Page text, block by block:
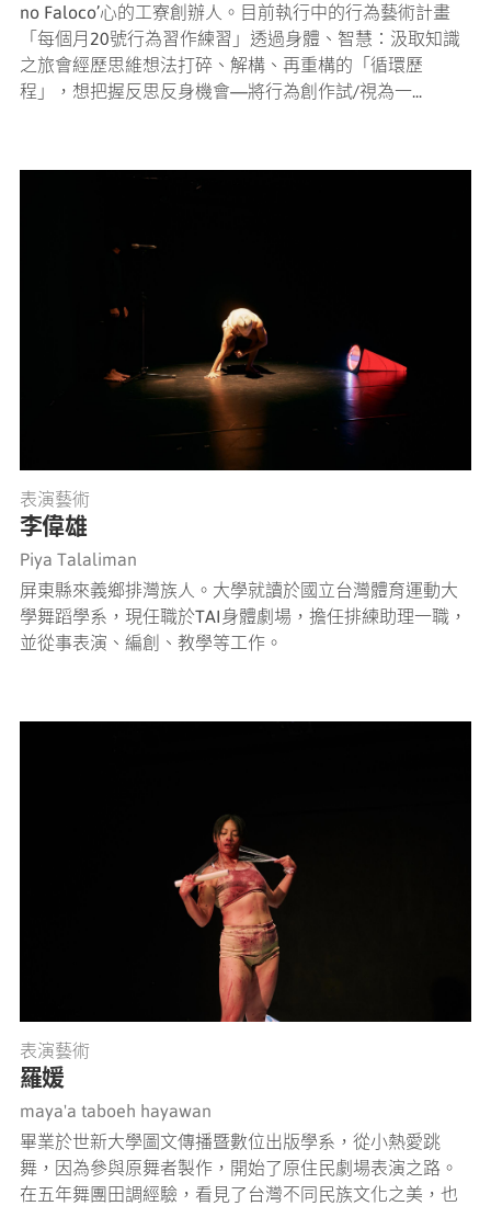
no Faloco’心的工寮創辦人。目前執行中的行為藝術計畫
「每個月20號行為習作練習」透過身體、智慧：汲取知識
之旅會經歷思維想法打碎、解構、再重構的「循環歷
程」，想把握反思反身機會—將行為創作試/視為一...
表演藝術
李偉雄
Piya Talaliman
屏東縣來義鄉排灣族人。大學就讀於國立台灣體育運動大
學舞蹈學系，現任職於TAI身體劇場，擔任排練助理一職，
並從事表演、編創、教學等工作。
表演藝術
羅媛
maya'a taboeh hayawan
畢業於世新大學圖文傳播暨數位出版學系，從小熱愛跳
舞，因為參與原舞者製作，開始了原住民劇場表演之路。
在五年舞團田調經驗，看見了台灣不同民族文化之美，也